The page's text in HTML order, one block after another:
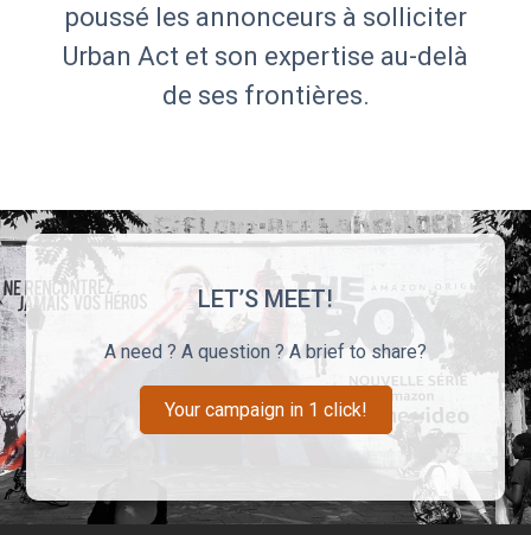
poussé les annonceurs à solliciter
Urban Act et son expertise au-delà
de ses frontières.
LET’S MEET!
A need ? A question ? A brief to share?
Your campaign in 1 click!